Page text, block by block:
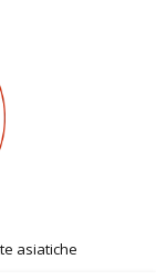
asiatiche